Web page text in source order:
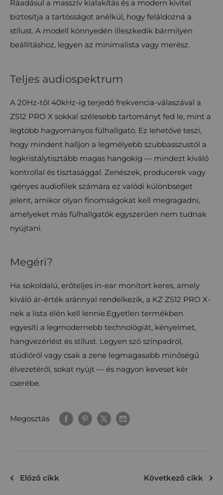
Ráadásul a masszív kialakítás és a modern kivitel
biztosítja a tartósságot anélkül, hogy feláldozná a
stílust. A modell könnyedén illeszkedik bármilyen
beállításhoz, legyen az minimalista vagy merész.
Teljes audiospektrum
A 20Hz-től 40kHz-ig terjedő frekvencia-válaszával a
ZS12 PRO X sokkal szélesebb tartományt fed le, mint a
legtöbb hagyományos fülhallgató. Ez lehetővé teszi,
hogy mindent halljon a legmélyebb szubbasszustól a
legkristálytisztább magas hangokig — mindezt kiváló
kontrollal és tisztasággal. Zenészek, producerek vagy
igényes audiofilek számára ez valódi különbséget
jelent, amikor olyan finomságokat kell megragadni,
amelyeket más fülhallgatók egyszerűen nem tudnak
nyújtani.
Megéri?
Ha sokoldalú, erőteljes in-ear monitort keres, amely
kiváló ár-érték aránnyal rendelkezik, a KZ ZS12 PRO X-
nek a lista élén kell lennie.Egyetlen termékben
egyesíti a legmodernebb technológiát, kényelmet,
hangvezérlést és stílust. Legyen szó színpadról,
stúdióról vagy csak a zene legmagasabb minőségű
élvezetéről, sokat nyújt — és nagyon keveset kér
cserébe.
Megosztás
Előző cikk Következő cikk